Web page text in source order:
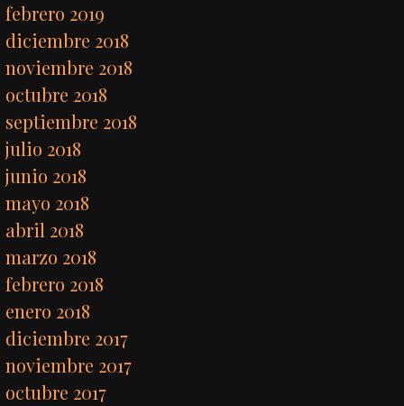
febrero 2019
diciembre 2018
noviembre 2018
octubre 2018
septiembre 2018
julio 2018
junio 2018
mayo 2018
abril 2018
marzo 2018
febrero 2018
enero 2018
diciembre 2017
noviembre 2017
octubre 2017